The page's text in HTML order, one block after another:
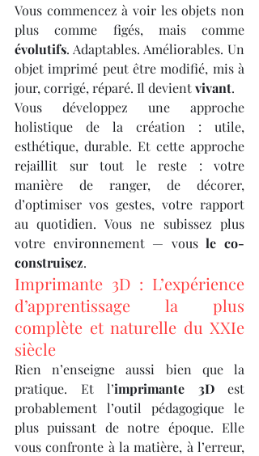
Vous commencez à voir les objets non
évolutifs. Adaptables. Améliorables. Un
objet imprimé peut être modifié, mis à
jour, corrigé, réparé. Il devient vivant.
Vous développez une approche
holistique de la création : utile,
esthétique, durable. Et cette approche
rejaillit sur tout le reste : votre
manière de ranger, de décorer,
d’optimiser vos gestes, votre rapport
au quotidien. Vous ne subissez plus
votre environnement — vous le co-
construisez.
Imprimante 3D : L’expérience
d’apprentissage la plus
complète et naturelle du XXIe
siècle
Rien n’enseigne aussi bien que la
pratique. Et l’imprimante 3D est
probablement l’outil pédagogique le
plus puissant de notre époque. Elle
vous confronte à la matière, à l’erreur,